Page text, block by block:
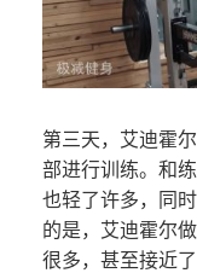
第三天，艾迪霍
部进行训练。和
也轻了许多，同
的是，艾迪霍尔
很多，甚至接近